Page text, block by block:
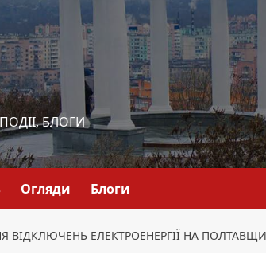
БЛОГИ
Огляди Блоги
ВІДКЛЮЧЕНЬ ЕЛЕКТРОЕНЕРГІЇ НА